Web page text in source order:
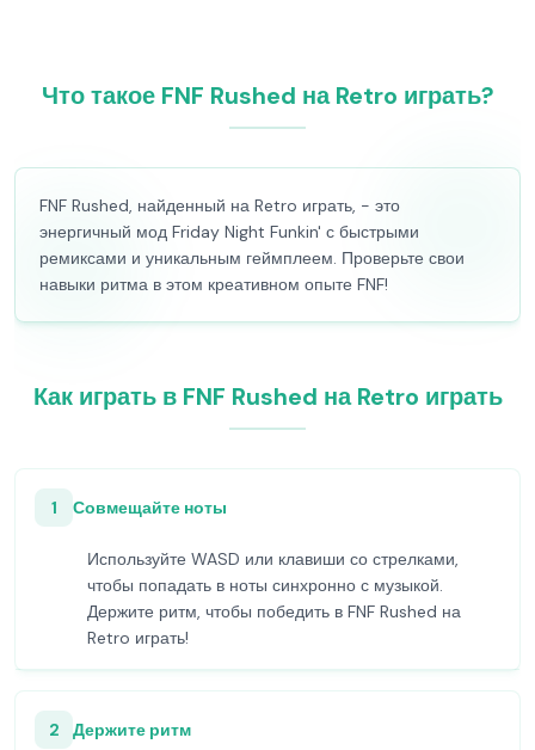
Что такое FNF Rushed на Retro играть?
FNF Rushed, найденный на Retro играть, - это
энергичный мод Friday Night Funkin' с быстрыми
ремиксами и уникальным геймплеем. Проверьте свои
навыки ритма в этом креативном опыте FNF!
Как играть в FNF Rushed на Retro играть
1 Совмещайте ноты
Используйте WASD или клавиши со стрелками,
чтобы попадать в ноты синхронно с музыкой.
Держите ритм, чтобы победить в FNF Rushed на
Retro играть!
2 Держите ритм